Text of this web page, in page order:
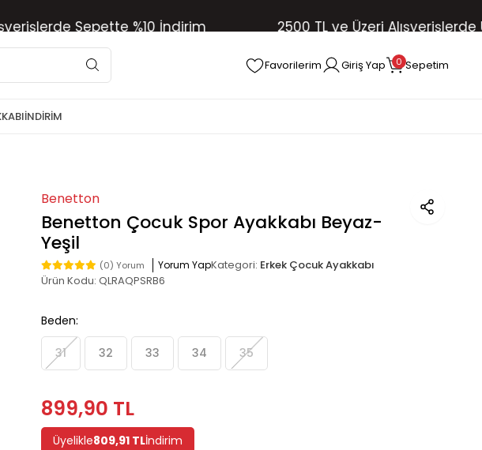
Sepette %10 İndirim 2500 TL ve Üzeri Alışverişlerde
Favorilerim Giriş Yap 0 Sepetim
İNDİRİM
Benetton
Benetton Çocuk Spor Ayakkabı Beyaz-
Yeşil
(0) Yorum Yorum YapKategori: Erkek Çocuk Ayakkabı
Ürün Kodu:QLRAQPSRB6
Beden:
31 32 33 34 35
899,90 TL
Üyelikle809,91 TLİndirim